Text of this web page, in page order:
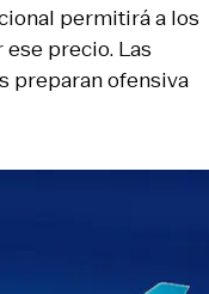
permitirá a los
precio. Las
preparan ofensiva